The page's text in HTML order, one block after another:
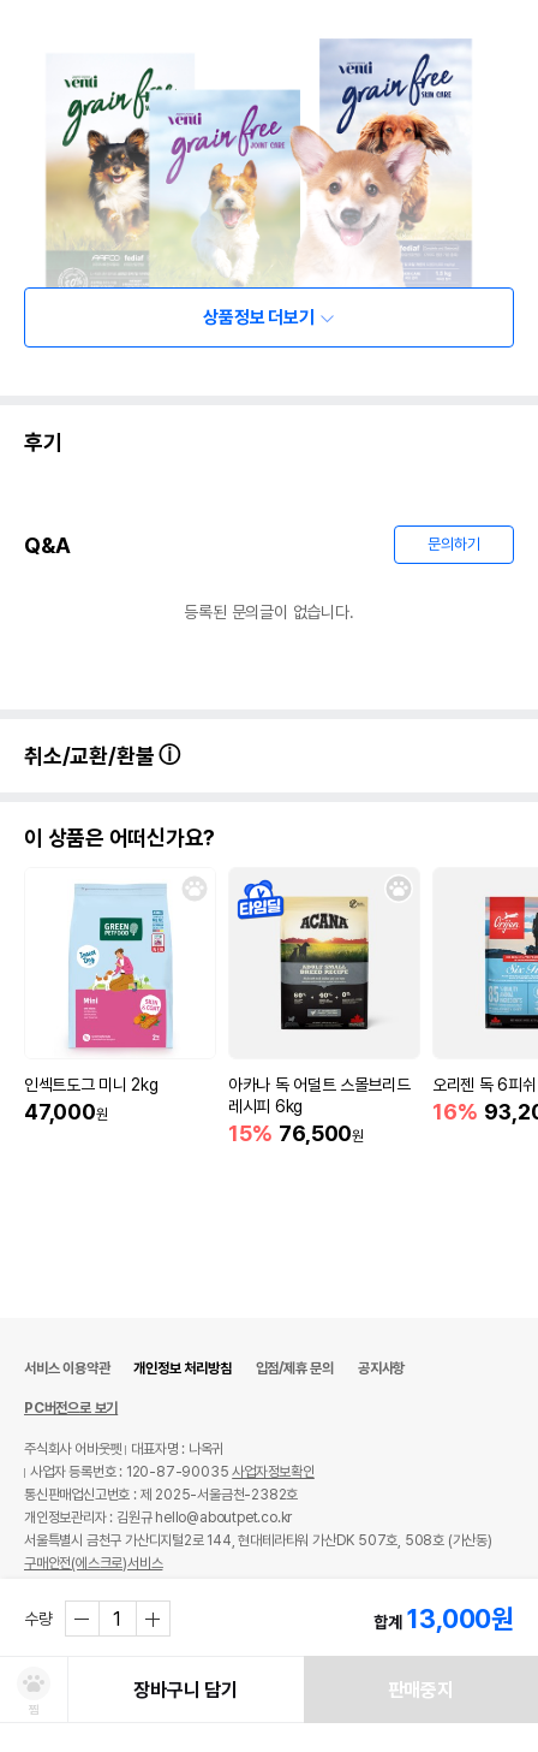
상품정보 더보기
후기
Q&A 문의하기
등록된 문의글이 없습니다.
취소/교환/환불
이 상품은 어떠신가요?
인섹트도그 미니 2kg
47,000원
아카나 독 어덜트 스몰브리드
레시피 6kg
15% 76,500원
오리젠 독 6피
16%
수량 합계 13,000원
찜
장바구니 담기 판매중지
서비스 이용약관 개인정보 처리방침 입점/제휴 문의 공지사항
PC버전으로 보기
주식회사 어바웃펫
대표자명 : 나옥귀
사업자 등록번호 : 120-87-90035사업자정보확인
통신판매업신고번호 : 제 2025-서울금천-2382호
개인정보관리자 : 김원규 hello@aboutpet.co.kr
서울특별시 금천구 가산디지털2로 144, 현대테라타워 가산DK 507호, 508호 (가산동)
구매안전(에스크로)서비스